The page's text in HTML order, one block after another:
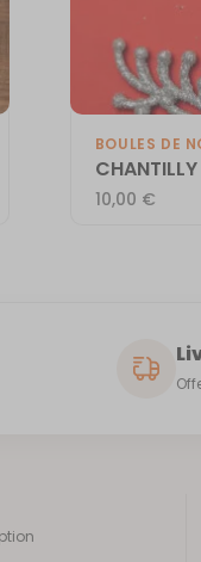
BOULES DE
CHANTILLY
10,00 €